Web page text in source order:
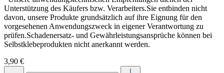
Unterstützung des Käufers bzw. Verarbeiters.Sie entbinden nicht
davon, unsere Produkte grundsätzlich auf ihre Eignung für den
vorgesehenen Anwendungszweck in eigener Verantwortung zu
prüfen.Schadenersatz- und Gewährleistungsansprüche können bei
Selbstklebeprodukten nicht anerkannt werden.
3,90 €